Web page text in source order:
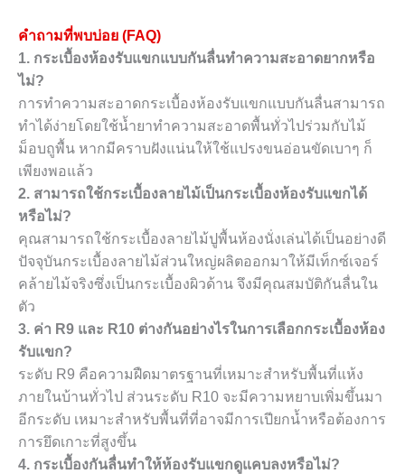
คำถามที่พบบ่อย (FAQ)
1. กระเบื้องห้องรับแขกแบบกันลื่นทำความสะอาดยากหรือ
ไม่?
การทำความสะอาดกระเบื้องห้องรับแขกแบบกันลื่นสามารถ
ทำได้ง่ายโดยใช้น้ำยาทำความสะอาดพื้นทั่วไปร่วมกับไม้
ม็อบถูพื้น หากมีคราบฝังแน่นให้ใช้แปรงขนอ่อนขัดเบาๆ ก็
เพียงพอแล้ว
2. สามารถใช้กระเบื้องลายไม้เป็นกระเบื้องห้องรับแขกได้
หรือไม่?
คุณสามารถใช้กระเบื้องลายไม้ปูพื้นห้องนั่งเล่นได้เป็นอย่างดี
ปัจจุบันกระเบื้องลายไม้ส่วนใหญ่ผลิตออกมาให้มีเท็กซ์เจอร์
คล้ายไม้จริงซึ่งเป็นกระเบื้องผิวด้าน จึงมีคุณสมบัติกันลื่นใน
ตัว
3. ค่า R9 และ R10 ต่างกันอย่างไรในการเลือกกระเบื้องห้อง
รับแขก?
ระดับ R9 คือความฝืดมาตรฐานที่เหมาะสำหรับพื้นที่แห้ง
ภายในบ้านทั่วไป ส่วนระดับ R10 จะมีความหยาบเพิ่มขึ้นมา
อีกระดับ เหมาะสำหรับพื้นที่ที่อาจมีการเปียกน้ำหรือต้องการ
การยึดเกาะที่สูงขึ้น
4. กระเบื้องกันลื่นทำให้ห้องรับแขกดูแคบลงหรือไม่?